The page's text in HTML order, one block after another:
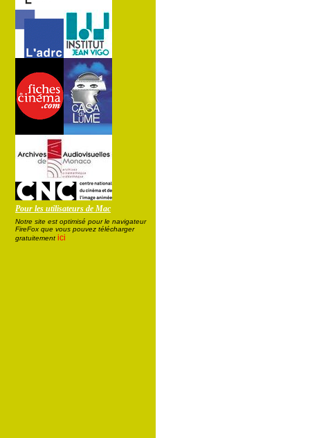
Pour les utilisateurs de Mac
Notre site est optimisé pour le navigateur
FireFox que vous pouvez télécharger
gratuitement ici